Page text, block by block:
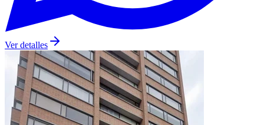
Ver detalles